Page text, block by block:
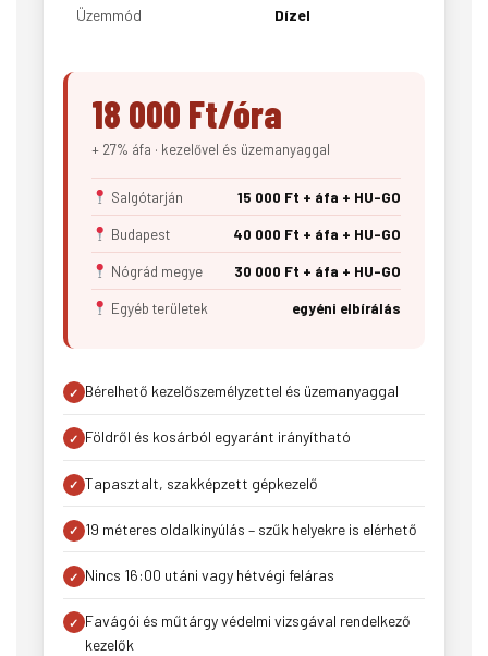
Üzemmód Dízel
18 000 Ft/óra
+ 27% áfa · kezelővel és üzemanyaggal
Salgótarján
15 000 Ft + áfa + HU-GO
Budapest
40 000 Ft + áfa + HU-GO
Nógrád megye
30 000 Ft + áfa + HU-GO
Egyéb területek
egyéni elbírálás
Bérelhető kezelőszemélyzettel és üzemanyaggal
Földről és kosárból egyaránt irányítható
Tapasztalt, szakképzett gépkezelő
19 méteres oldalkinyúlás – szűk helyekre is elérhető
Nincs 16:00 utáni vagy hétvégi feláras
Favágói és műtárgy védelmi vizsgával rendelkező
kezelők